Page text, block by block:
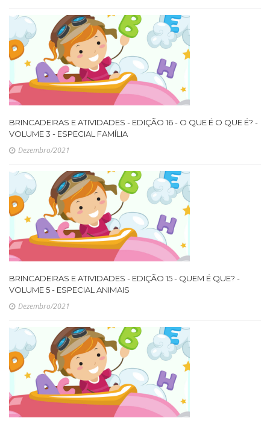
BRINCADEIRAS E ATIVIDADES - EDIÇÃO 16 - O QUE É O QUE É? -
VOLUME 3 - ESPECIAL FAMÍLIA
Dezembro/2021
BRINCADEIRAS E ATIVIDADES - EDIÇÃO 15 - QUEM É QUE? -
VOLUME 5 - ESPECIAL ANIMAIS
Dezembro/2021